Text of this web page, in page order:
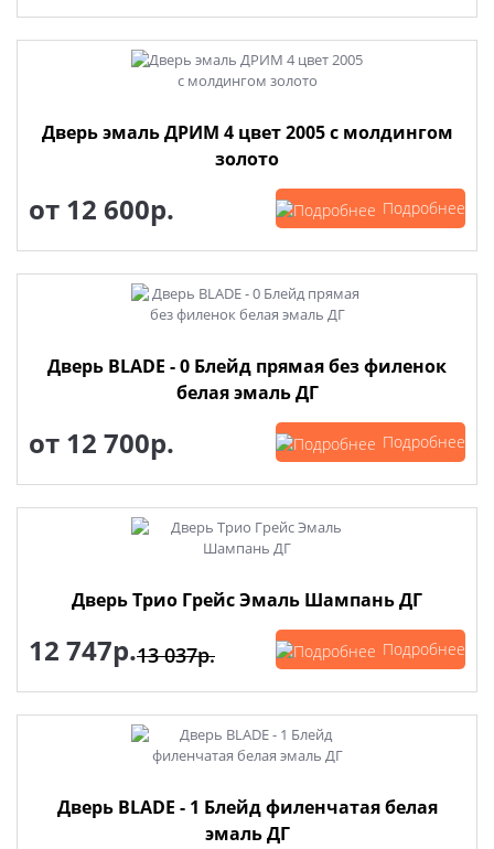
Дверь эмаль ДРИМ 4 цвет 2005 с молдингом
золото
от 12 600р. Подробнее
Дверь BLADE - 0 Блейд прямая без филенок
белая эмаль ДГ
от 12 700р. Подробнее
Дверь Трио Грейс Эмаль Шампань ДГ
12 747р.13 037р. Подробнее
Дверь BLADE - 1 Блейд филенчатая белая
эмаль ДГ